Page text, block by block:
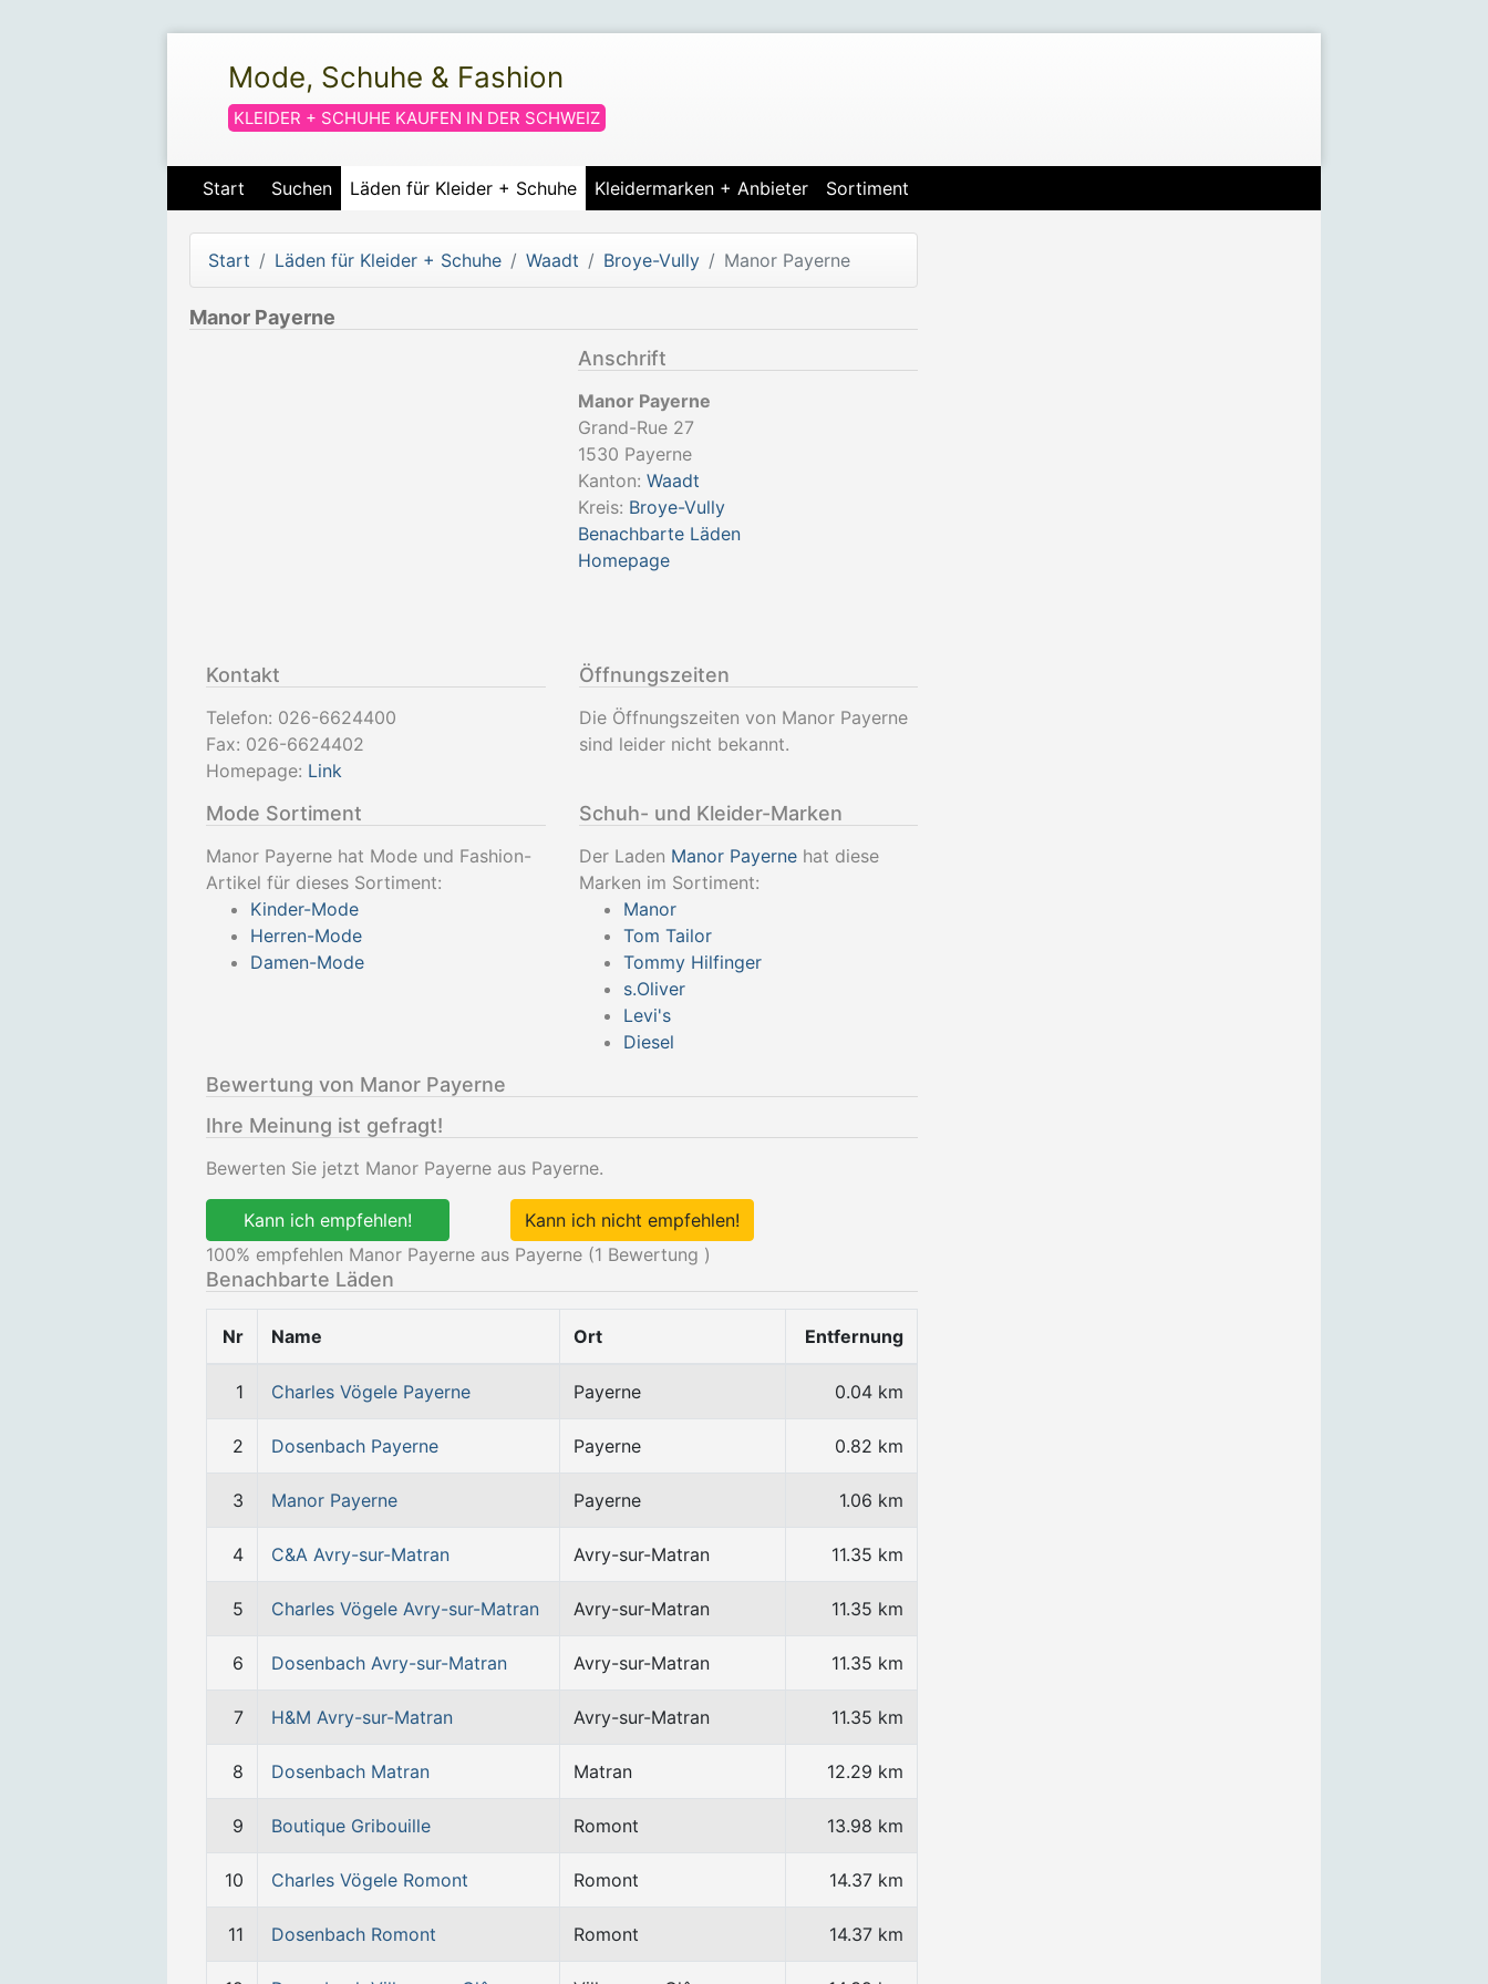
Mode, Schuhe & Fashion
KLEIDER + SCHUHE KAUFEN IN DER SCHWEIZ
Start Suchen Läden für Kleider + Schuhe Kleidermarken + Anbieter Sortiment
Start Läden für Kleider + Schuhe Waadt Broye-Vully Manor Payerne
Manor Payerne
Anschrift
Manor Payerne
Grand-Rue 27
1530 Payerne
Kanton: Waadt
Kreis: Broye-Vully
Benachbarte Läden
Homepage
Kontakt
Telefon: 026-6624400
Fax: 026-6624402
Homepage: Link
Öffnungszeiten
Die Öffnungszeiten von Manor Payerne
sind leider nicht bekannt.
Mode Sortiment
Manor Payerne hat Mode und Fashion-
Artikel für dieses Sortiment:
Kinder-Mode
Herren-Mode
Damen-Mode
Schuh- und Kleider-Marken
Der Laden Manor Payernehat diese
Marken im Sortiment:
Manor
Tom Tailor
Tommy Hilfinger
s.Oliver
Levi's
Diesel
Bewertung von Manor Payerne
Ihre Meinung ist gefragt!
Bewerten Sie jetzt Manor Payerne aus Payerne.
Kann ich empfehlen!
Kann ich nicht empfehlen!
100% empfehlen Manor Payerne aus Payerne (1 Bewertung )
Benachbarte Läden
Nr Name Ort Entfernung
1 Charles Vögele Payerne Payerne 0.04 km
2 Dosenbach Payerne Payerne 0.82 km
3 Manor Payerne Payerne 1.06 km
4 C&A Avry-sur-Matran Avry-sur-Matran 11.35 km
5 Charles Vögele Avry-sur-Matran Avry-sur-Matran 11.35 km
6 Dosenbach Avry-sur-Matran Avry-sur-Matran 11.35 km
7 H&M Avry-sur-Matran Avry-sur-Matran 11.35 km
8 Dosenbach Matran Matran 12.29 km
9 Boutique Gribouille Romont 13.98 km
10 Charles Vögele Romont Romont 14.37 km
11 Dosenbach Romont Romont 14.37 km